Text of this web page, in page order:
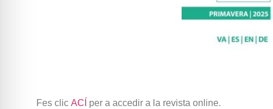
Fes clic ACÍ per a accedir a la revista online.